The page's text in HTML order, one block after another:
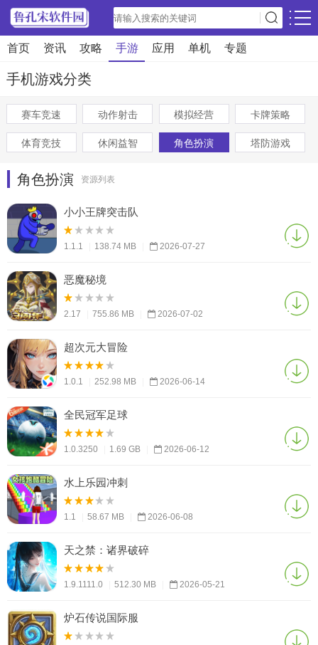
首页 资讯 攻略 手游 应用 单机 专题
手机游戏分类
赛车竞速 动作射击 模拟经营 卡牌策略
体育竞技 休闲益智 角色扮演 塔防游戏
角色扮演 资源列表
小小王牌突击队
1.1.1 138.74 MB 2026-07-27
恶魔秘境
2.17 755.86 MB 2026-07-02
超次元大冒险
1.0.1 252.98 MB 2026-06-14
全民冠军足球
1.0.3250 1.69 GB 2026-06-12
水上乐园冲刺
1.1 58.67 MB 2026-06-08
天之禁：诸界破碎
1.9.1111.0 512.30 MB 2026-05-21
炉石传说国际服